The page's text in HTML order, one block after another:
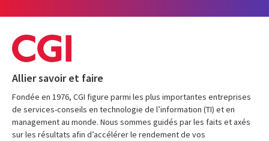
Allier savoir et faire
Fondée en 1976, CGI figure parmi les plus importantes entreprises
de services-conseils en technologie de l’information (TI) et en
management au monde. Nous sommes guidés par les faits et axés
sur les résultats afin d’accélérer le rendement de vos